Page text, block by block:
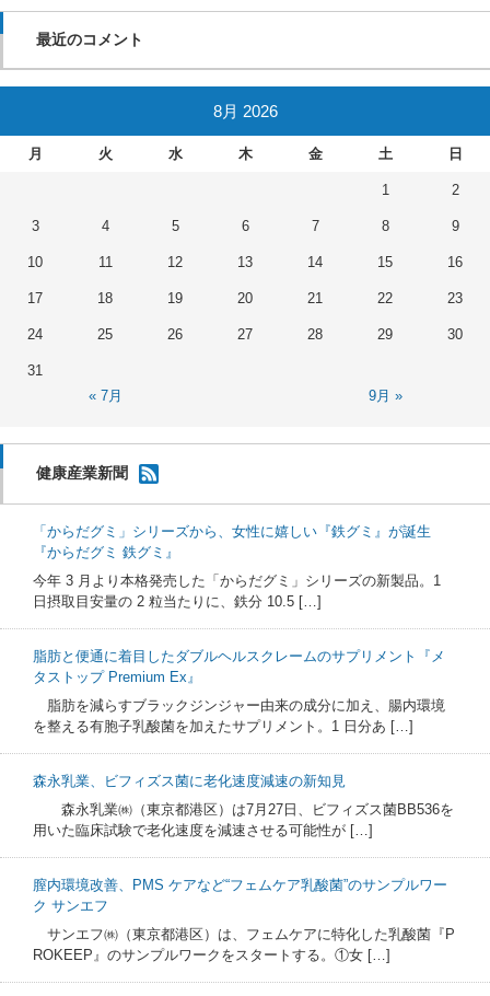
最近のコメント
8月 2026
月 火 水 木 金 土 日
1 2
3 4 5 6 7 8 9
10 11 12 13 14 15 16
17 18 19 20 21 22 23
24 25 26 27 28 29 30
31
« 7月
9月 »
健康産業新聞
「からだグミ」シリーズから、女性に嬉しい『鉄グミ』が誕生
『からだグミ 鉄グミ』
今年 3 月より本格発売した「からだグミ」シリーズの新製品。1
日摂取目安量の 2 粒当たりに、鉄分 10.5 […]
脂肪と便通に着目したダブルヘルスクレームのサプリメント『メ
タストップ Premium Ex』
脂肪を減らすブラックジンジャー由来の成分に加え、腸内環境
を整える有胞子乳酸菌を加えたサプリメント。1 日分あ […]
森永乳業、ビフィズス菌に老化速度減速の新知見
森永乳業㈱（東京都港区）は7月27日、ビフィズス菌BB536を
用いた臨床試験で老化速度を減速させる可能性が […]
膣内環境改善、PMS ケアなど“フェムケア乳酸菌”のサンプルワー
ク サンエフ
サンエフ㈱（東京都港区）は、フェムケアに特化した乳酸菌『P
ROKEEP』のサンプルワークをスタートする。①女 […]